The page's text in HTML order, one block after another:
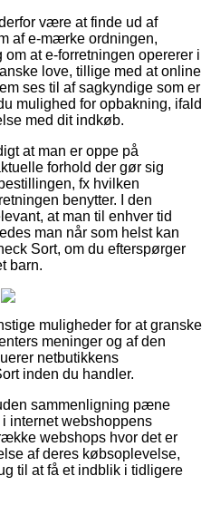
være at finde ud af
af e-mærke ordningen,
at e-forretningen opererer i
love, tillige med at online
ses til af sagkyndige som er
mulighed for opbakning, ifald
med dit indkøb.
at man er oppe på
forhold der gør sig
fx hvilken
benytter. I den
at man til enhver tid
man når som helst kan
Sort, om du efterspørger
barn.
muligheder for at granske
meninger og af den
netbutikkens
inden du handler.
sammenligning pæne
internet webshoppens
webshops hvor det er
af deres købsoplevelse,
til at få et indblik i tidligere